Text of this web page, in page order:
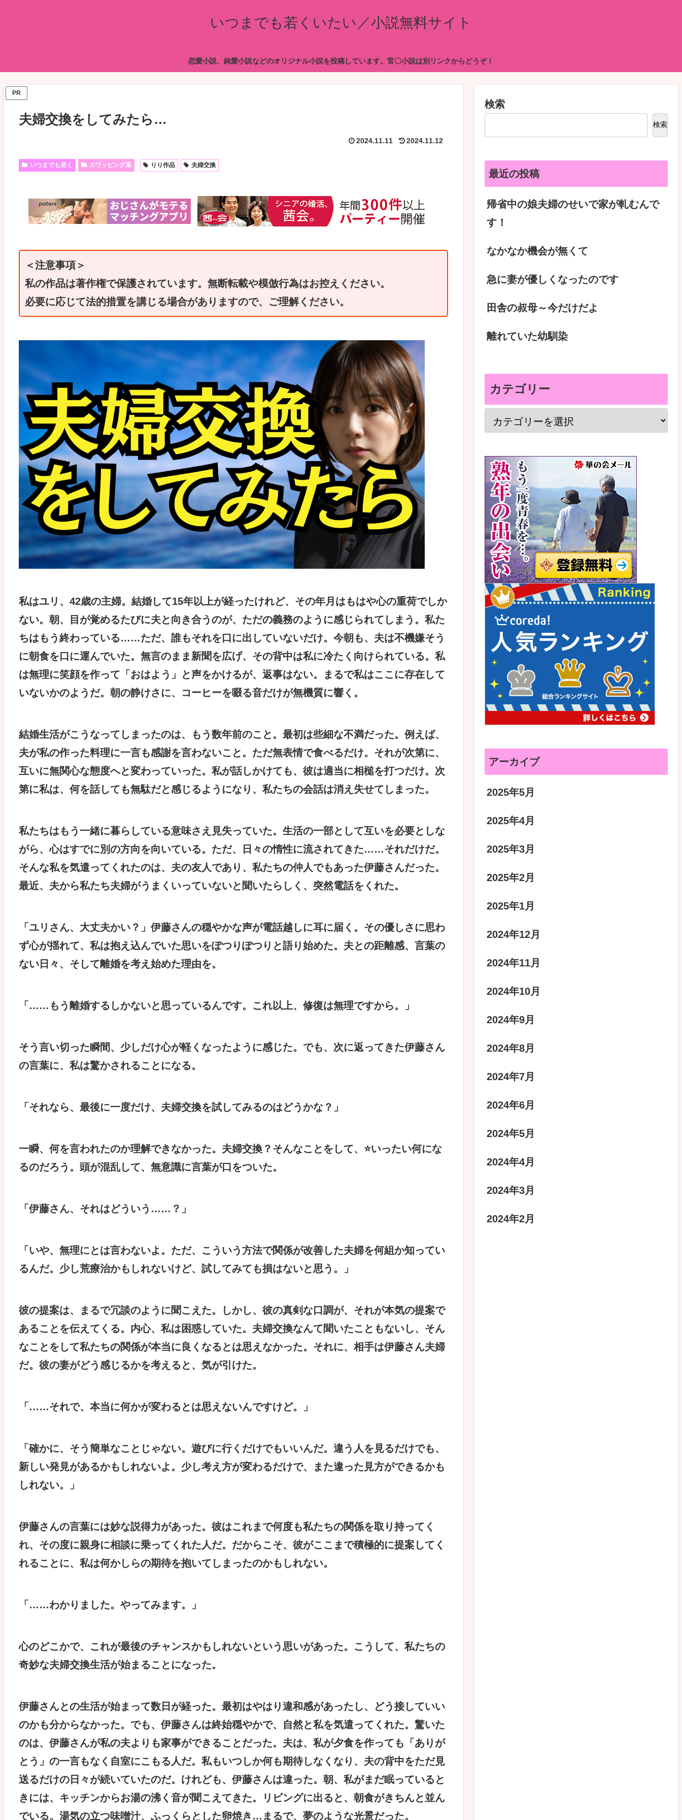
いつまでも若くいたい／小説無料サイト
恋愛小説、純愛小説などのオリジナル小説を投稿しています。官〇小説は別リンクからどうぞ！
PR
夫婦交換をしてみたら…
2024.11.11 2024.11.12
いつまでも若く スワッピング系 りり作品 夫婦交換
＜注意事項＞
私の作品は著作権で保護されています。無断転載や模倣行為はお控えください。
必要に応じて法的措置を講じる場合がありますので、ご理解ください。
私はユリ、42歳の主婦。結婚して15年以上が経ったけれど、その年月はもはや心の重荷でしか
ない。朝、目が覚めるたびに夫と向き合うのが、ただの義務のように感じられてしまう。私た
ちはもう終わっている……ただ、誰もそれを口に出していないだけ。今朝も、夫は不機嫌そう
に朝食を口に運んでいた。無言のまま新聞を広げ、その背中は私に冷たく向けられている。私
は無理に笑顔を作って「おはよう」と声をかけるが、返事はない。まるで私はここに存在して
いないかのようだ。朝の静けさに、コーヒーを啜る音だけが無機質に響く。
結婚生活がこうなってしまったのは、もう数年前のこと。最初は些細な不満だった。例えば、
夫が私の作った料理に一言も感謝を言わないこと。ただ無表情で食べるだけ。それが次第に、
互いに無関心な態度へと変わっていった。私が話しかけても、彼は適当に相槌を打つだけ。次
第に私は、何を話しても無駄だと感じるようになり、私たちの会話は消え失せてしまった。
私たちはもう一緒に暮らしている意味さえ見失っていた。生活の一部として互いを必要としな
がら、心はすでに別の方向を向いている。ただ、日々の惰性に流されてきた……それだけだ。
そんな私を気遣ってくれたのは、夫の友人であり、私たちの仲人でもあった伊藤さんだった。
最近、夫から私たち夫婦がうまくいっていないと聞いたらしく、突然電話をくれた。
「ユリさん、大丈夫かい？」伊藤さんの穏やかな声が電話越しに耳に届く。その優しさに思わ
ず心が揺れて、私は抱え込んでいた思いをぽつりぽつりと語り始めた。夫との距離感、言葉の
ない日々、そして離婚を考え始めた理由を。
「……もう離婚するしかないと思っているんです。これ以上、修復は無理ですから。」
そう言い切った瞬間、少しだけ心が軽くなったように感じた。でも、次に返ってきた伊藤さん
の言葉に、私は驚かされることになる。
「それなら、最後に一度だけ、夫婦交換を試してみるのはどうかな？」
一瞬、何を言われたのか理解できなかった。夫婦交換？そんなことをして、⭐️いったい何にな
るのだろう。頭が混乱して、無意識に言葉が口をついた。
「伊藤さん、それはどういう……？」
「いや、無理にとは言わないよ。ただ、こういう方法で関係が改善した夫婦を何組か知ってい
るんだ。少し荒療治かもしれないけど、試してみても損はないと思う。」
彼の提案は、まるで冗談のように聞こえた。しかし、彼の真剣な口調が、それが本気の提案で
あることを伝えてくる。内心、私は困惑していた。夫婦交換なんて聞いたこともないし、そん
なことをして私たちの関係が本当に良くなるとは思えなかった。それに、相手は伊藤さん夫婦
だ。彼の妻がどう感じるかを考えると、気が引けた。
「……それで、本当に何かが変わるとは思えないんですけど。」
「確かに、そう簡単なことじゃない。遊びに行くだけでもいいんだ。違う人を見るだけでも、
新しい発見があるかもしれないよ。少し考え方が変わるだけで、また違った見方ができるかも
しれない。」
伊藤さんの言葉には妙な説得力があった。彼はこれまで何度も私たちの関係を取り持ってく
れ、その度に親身に相談に乗ってくれた人だ。だからこそ、彼がここまで積極的に提案してく
れることに、私は何かしらの期待を抱いてしまったのかもしれない。
「……わかりました。やってみます。」
心のどこかで、これが最後のチャンスかもしれないという思いがあった。こうして、私たちの
奇妙な夫婦交換生活が始まることになった。
伊藤さんとの生活が始まって数日が経った。最初はやはり違和感があったし、どう接していい
のかも分からなかった。でも、伊藤さんは終始穏やかで、自然と私を気遣ってくれた。驚いた
のは、伊藤さんが私の夫よりも家事ができることだった。夫は、私が夕食を作っても「ありが
とう」の一言もなく自室にこもる人だ。私もいつしか何も期待しなくなり、夫の背中をただ見
送るだけの日々が続いていたのだ。けれども、伊藤さんは違った。朝、私がまだ眠っていると
きには、キッチンからお湯の沸く音が聞こえてきた。リビングに出ると、朝食がきちんと並ん
でいる。湯気の立つ味噌汁、ふっくらとした卵焼き…まるで、夢のような光景だった。
検索
検索
最近の投稿
帰省中の娘夫婦のせいで家が軋むんで
す！
なかなか機会が無くて
急に妻が優しくなったのです
田舎の叔母～今だけだよ
離れていた幼馴染
カテゴリー
アーカイブ
2025年5月
2025年4月
2025年3月
2025年2月
2025年1月
2024年12月
2024年11月
2024年10月
2024年9月
2024年8月
2024年7月
2024年6月
2024年5月
2024年4月
2024年3月
2024年2月